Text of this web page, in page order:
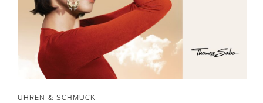
UHREN & SCHMUCK